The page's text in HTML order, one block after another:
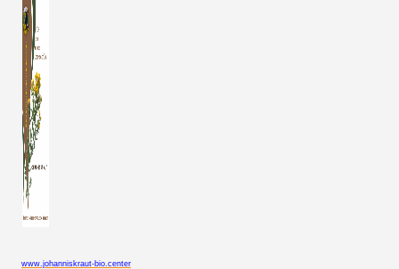
www.johanniskraut-bio.center